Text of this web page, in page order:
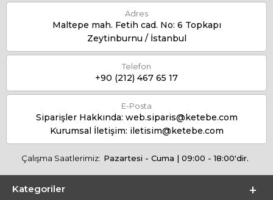
Adres
Maltepe mah. Fetih cad. No: 6 Topkapı
Zeytinburnu / İstanbul
Telefon
+90 (212) 467 65 17
E-Posta
Siparişler Hakkında: web.siparis@ketebe.com
Kurumsal İletişim: iletisim@ketebe.com
Çalışma Saatlerimiz: Pazartesi - Cuma | 09:00 - 18:00'dir.
Kategoriler